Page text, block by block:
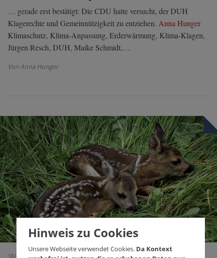
… gerade erst bestätigt: Die CDU hatte versucht, der DUH
Klagerechte und Gemeinnützigkeit zu entziehen. Anna Hunger
Klimaschutz, Klima-Anpassung, Erderwärmung, Klima-Klagen,
Jürgen Resch, DUH, Maike Schmidt,…
Von Anna Hunger
18.02.2026 (Ausgabe 777)
Hinweis zu Cookies
Unsere Webseite verwendet Cookies. Da Kontext